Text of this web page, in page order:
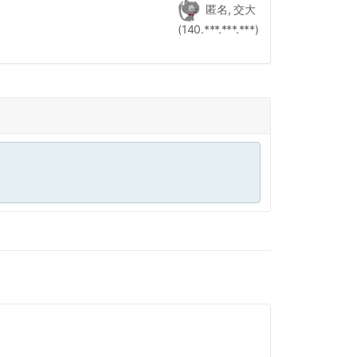
匿名, 交大
(140.***.***.***)